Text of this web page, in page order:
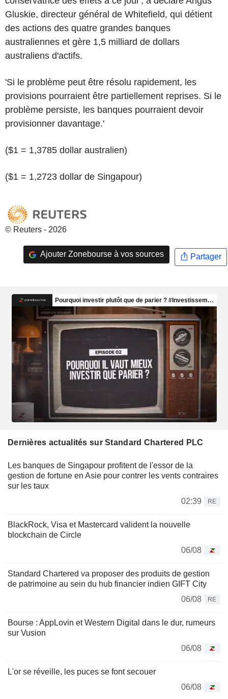
Gluskie, directeur général de Whitefield, qui détient
des actions des quatre grandes banques
australiennes et gère 1,5 milliard de dollars
australiens d'actifs.
'Si le problème peut être résolu rapidement, les
provisions pourraient être partiellement reprises. Si le
problème persiste, les banques pourraient devoir
provisionner davantage.'
($1 = 1,3785 dollar australien)
($1 = 1,2723 dollar de Singapour)
© Reuters - 2026
Ajouter Zonebourse à vos sources Partager
Dernières actualités sur Standard Chartered PLC
Les banques de Singapour profitent de l'essor de la
gestion de fortune en Asie pour contrer les vents contraires
sur les taux
02:39
RE
BlackRock, Visa et Mastercard valident la nouvelle
blockchain de Circle
06/08
Standard Chartered va proposer des produits de gestion
de patrimoine au sein du hub financier indien GIFT City
06/08
RE
Bourse : AppLovin et Western Digital dans le dur, rumeurs
sur Vusion
06/08
L'or se réveille, les puces se font secouer
06/08